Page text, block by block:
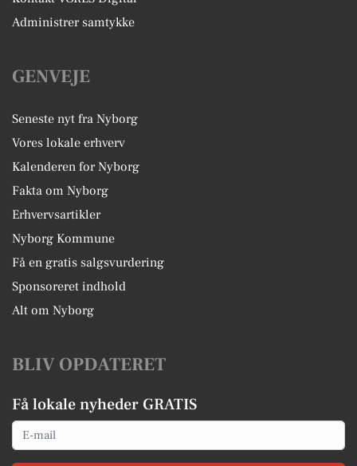
Administrer samtykke
GENVEJE
Seneste nyt fra Nyborg
Vores lokale erhverv
Kalenderen for Nyborg
Fakta om Nyborg
Erhvervsartikler
Nyborg Kommune
Få en gratis salgsvurdering
Sponsoreret indhold
Alt om Nyborg
BLIV OPDATERET
Få lokale nyheder GRATIS
Email